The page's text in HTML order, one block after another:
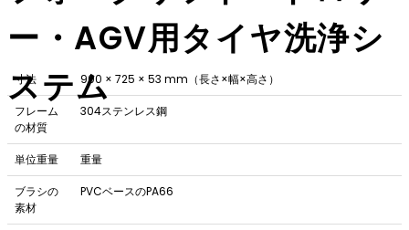
ー・AGV用タイヤ洗浄シ
ステム
寸法 900 × 725 × 53 mm（長さ×幅×高さ）
フレーム
の材質
304ステンレス鋼
単位重量 重量
ブラシの
素材
PVCベースのPA66